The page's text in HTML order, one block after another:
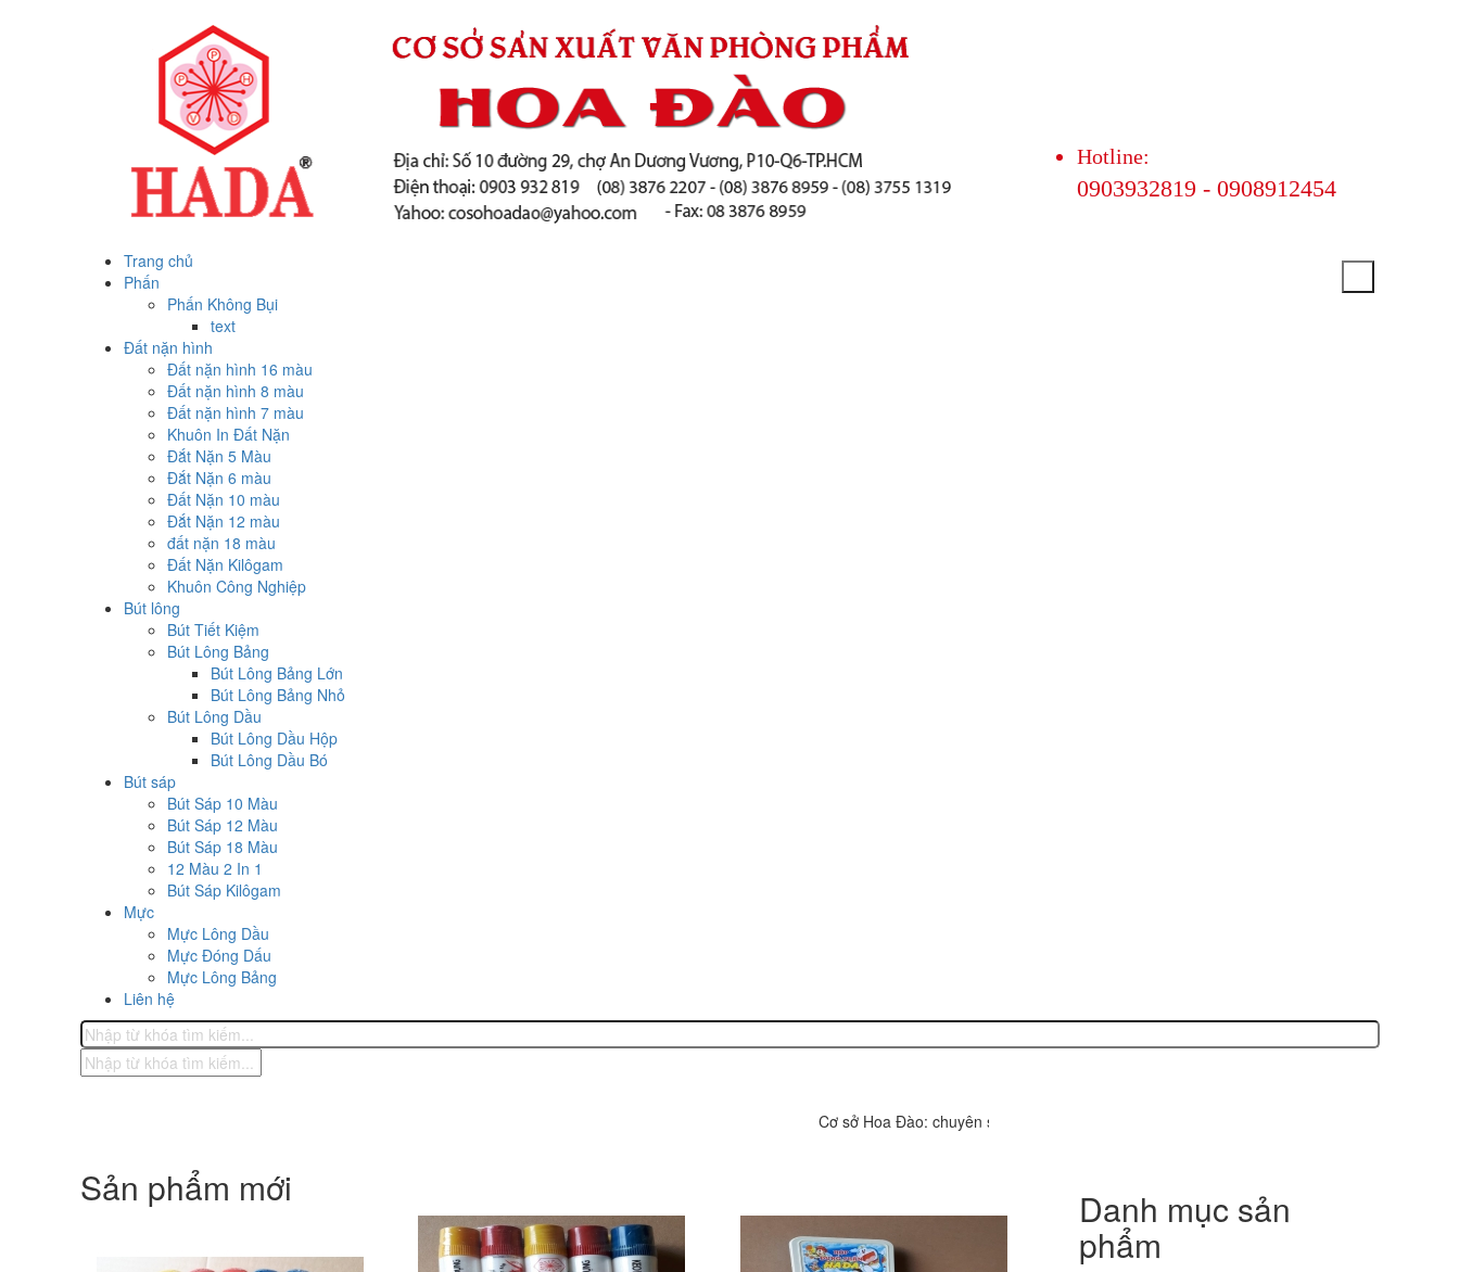
Hotline:
0903932819 - 0908912454
Trang chủ
Phấn
Phấn Không Bụi
text
Đất nặn hình
Đất nặn hình 16 màu
Đất nặn hình 8 màu
Đất nặn hình 7 màu
Khuôn In Đất Nặn
Đắt Nặn 5 Màu
Đắt Nặn 6 màu
Đất Nặn 10 màu
Đắt Nặn 12 màu
đất nặn 18 màu
Đất Nặn Kilôgam
Khuôn Công Nghiệp
Bút lông
Bút Tiết Kiệm
Bút Lông Bảng
Bút Lông Bảng Lớn
Bút Lông Bảng Nhỏ
Bút Lông Dầu
Bút Lông Dầu Hộp
Bút Lông Dầu Bó
Bút sáp
Bút Sáp 10 Màu
Bút Sáp 12 Màu
Bút Sáp 18 Màu
12 Màu 2 In 1
Bút Sáp Kilôgam
Mực
Mực Lông Dầu
Mực Đóng Dấu
Mực Lông Bảng
Liên hệ
Cơ sở Hoa Đào: chuyên sản xuất các sản phẩm văn phòng phẩm, phấn không bụi, bút sáp,
Sản phẩm mới Danh mục sản
phẩm